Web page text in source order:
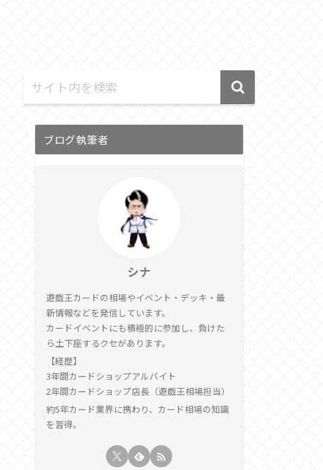
ブログ執筆者
シナ
遊戯王カードの相場やイベント・デッキ・最
新情報などを発信しています。
カードイベントにも積極的に参加し、負けた
ら土下座するクセがあります。
【経歴】
3年間カードショップアルバイト
2年間カードショップ店長（遊戯王相場担当）
約5年カード業界に携わり、カード相場の知識
を習得。